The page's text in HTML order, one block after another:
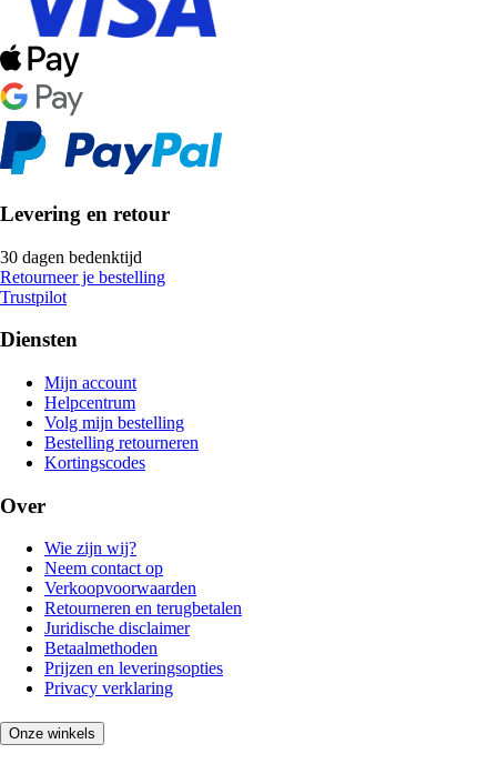
Levering en retour
30 dagen bedenktijd
Retourneer je bestelling
Trustpilot
Diensten
Mijn account
Helpcentrum
Volg mijn bestelling
Bestelling retourneren
Kortingscodes
Over
Wie zijn wij?
Neem contact op
Verkoopvoorwaarden
Retourneren en terugbetalen
Juridische disclaimer
Betaalmethoden
Prijzen en leveringsopties
Privacy verklaring
Onze winkels